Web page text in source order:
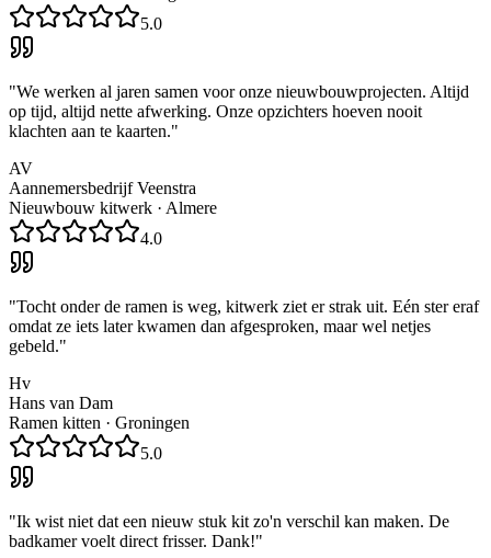
5.0
"We werken al jaren samen voor onze nieuwbouwprojecten. Altijd
op tijd, altijd nette afwerking. Onze opzichters hoeven nooit
klachten aan te kaarten."
AV
Aannemersbedrijf Veenstra
Nieuwbouw kitwerk · Almere
4.0
"Tocht onder de ramen is weg, kitwerk ziet er strak uit. Eén ster eraf
omdat ze iets later kwamen dan afgesproken, maar wel netjes
gebeld."
Hv
Hans van Dam
Ramen kitten · Groningen
5.0
"Ik wist niet dat een nieuw stuk kit zo'n verschil kan maken. De
badkamer voelt direct frisser. Dank!"